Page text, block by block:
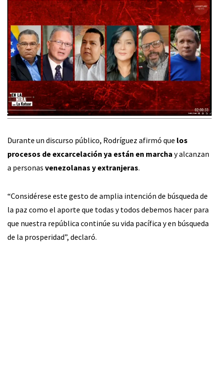
Durante un discurso público, Rodríguez afirmó que los
procesos de excarcelación ya están en marcha y alcanzan
a personas venezolanas y extranjeras.
“Considérese este gesto de amplia intención de búsqueda de
la paz como el aporte que todas y todos debemos hacer para
que nuestra república continúe su vida pacífica y en búsqueda
de la prosperidad”, declaró.